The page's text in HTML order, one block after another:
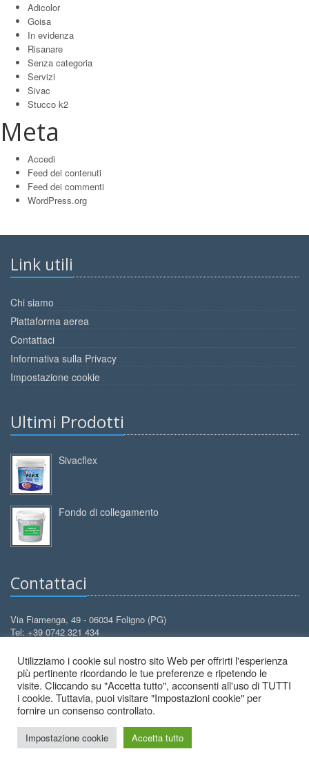
Adicolor
Goisa
In evidenza
Risanare
Senza categoria
Servizi
Sivac
Stucco k2
Meta
Accedi
Feed dei contenuti
Feed dei commenti
WordPress.org
Link utili
Chi siamo
Piattaforma aerea
Contattaci
Informativa sulla Privacy
Impostazione cookie
Ultimi Prodotti
Sivacflex
Fondo di collegamento
Contattaci
Via Fiamenga, 49 - 06034 Foligno (PG)
Tel: +39 0742 321 434
Email:info@decorcolori.com
2026 © Decor Colori - All Rights Reserved.
Utilizziamo i cookie sul nostro sito Web per offrirti l'esperienza
più pertinente ricordando le tue preferenze e ripetendo le
visite. Cliccando su "Accetta tutto", acconsenti all'uso di TUTTI
i cookie. Tuttavia, puoi visitare "Impostazioni cookie" per
fornire un consenso controllato.
Impostazione cookie Accetta tutto